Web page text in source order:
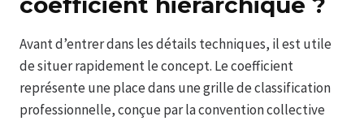
Avant d’entrer dans les détails techniques, il est utile
de situer rapidement le concept. Le coefficient
représente une place dans une grille de classification
professionnelle, conçue par la convention collective